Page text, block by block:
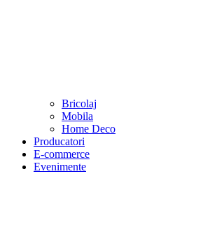
Bricolaj
Mobila
Home Deco
Producatori
E-commerce
Evenimente